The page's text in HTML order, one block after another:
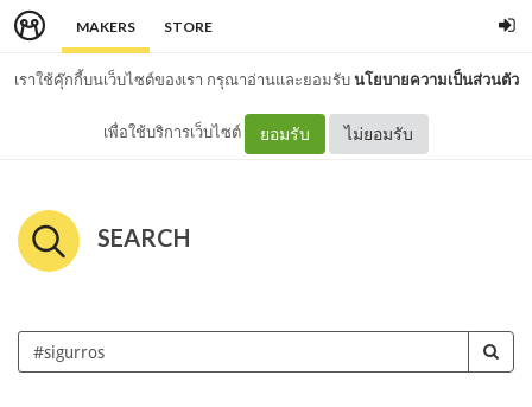
MAKERS STORE
เราใช้คุ๊กกี้บนเว็บไซต์ของเรา กรุณาอ่านและยอมรับนโยบายความเป็นส่วนตัว
เพื่อใช้บริการเว็บไซต์ ยอมรับ ไม่ยอมรับ
SEARCH